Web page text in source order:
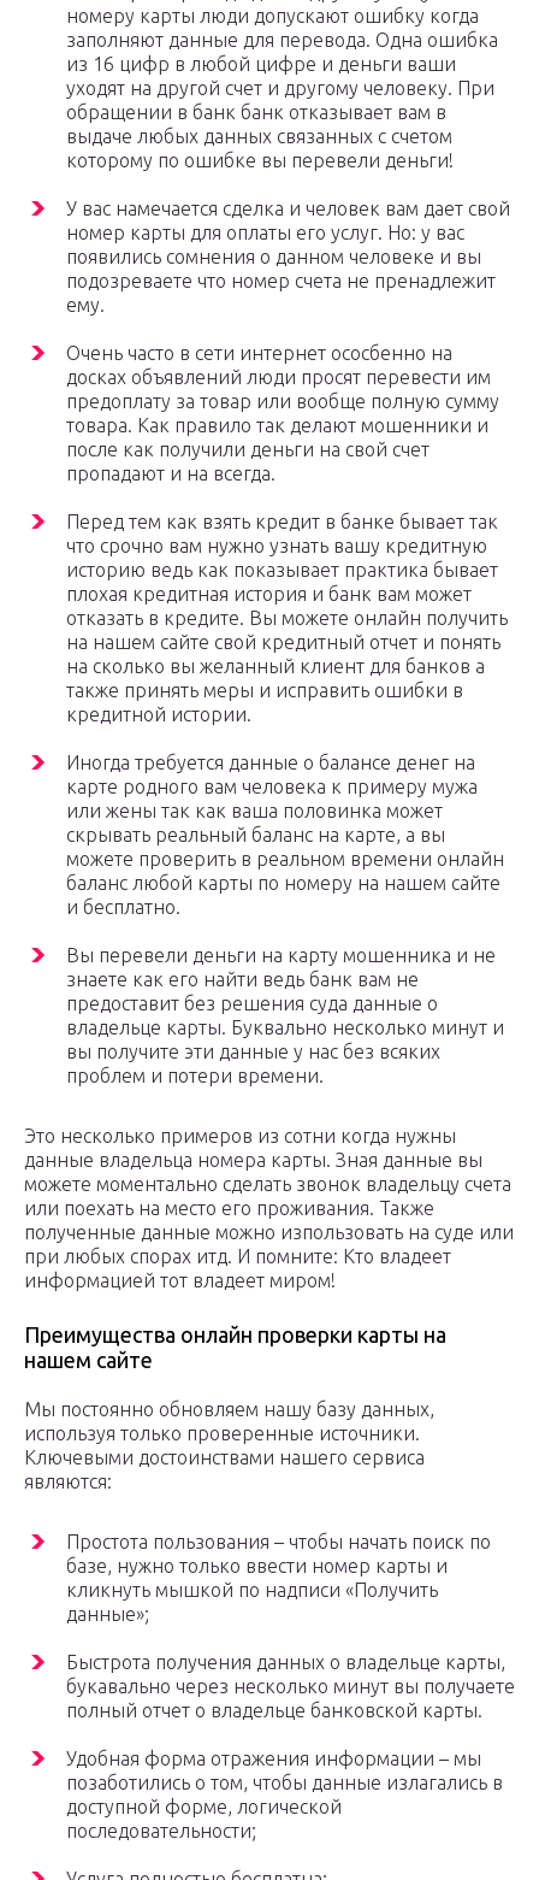
номеру карты люди допускают ошибку когда
заполняют данные для перевода. Одна ошибка
из 16 цифр в любой цифре и деньги ваши
уходят на другой счет и другому человеку. При
обращении в банк банк отказывает вам в
выдаче любых данных связанных с счетом
которому по ошибке вы перевели деньги!
У вас намечается сделка и человек вам дает свой
номер карты для оплаты его услуг. Но: у вас
появились сомнения о данном человеке и вы
подозреваете что номер счета не пренадлежит
ему.
Очень часто в сети интернет ососбенно на
досках объявлений люди просят перевести им
предоплату за товар или вообще полную сумму
товара. Как правило так делают мошенники и
после как получили деньги на свой счет
пропадают и на всегда.
Перед тем как взять кредит в банке бывает так
что срочно вам нужно узнать вашу кредитную
историю ведь как показывает практика бывает
плохая кредитная история и банк вам может
отказать в кредите. Вы можете онлайн получить
на нашем сайте свой кредитный отчет и понять
на сколько вы желанный клиент для банков а
также принять меры и исправить ошибки в
кредитной истории.
Иногда требуется данные о балансе денег на
карте родного вам человека к примеру мужа
или жены так как ваша половинка может
скрывать реальный баланс на карте, а вы
можете проверить в реальном времени онлайн
баланс любой карты по номеру на нашем сайте
и бесплатно.
Вы перевели деньги на карту мошенника и не
знаете как его найти ведь банк вам не
предоставит без решения суда данные о
владельце карты. Буквально несколько минут и
вы получите эти данные у нас без всяких
проблем и потери времени.
Это несколько примеров из сотни когда нужны
данные владельца номера карты. Зная данные вы
можете моментально сделать звонок владельцу счета
или поехать на место его проживания. Также
полученные данные можно изпользовать на суде или
при любых спорах итд. И помните: Кто владеет
информацией тот владеет миром!
Преимущества онлайн проверки карты на
нашем сайте
Мы постоянно обновляем нашу базу данных,
используя только проверенные источники.
Ключевыми достоинствами нашего сервиса
являются:
Простота пользования – чтобы начать поиск по
базе, нужно только ввести номер карты и
кликнуть мышкой по надписи «Получить
данные»;
Быстрота получения данных о владельце карты,
букавально через несколько минут вы получаете
полный отчет о владельце банковской карты.
Удобная форма отражения информации – мы
позаботились о том, чтобы данные излагались в
доступной форме, логической
последовательности;